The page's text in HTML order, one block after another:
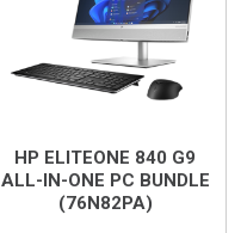
HP ELITEONE 840 G9
ALL-IN-ONE PC BUNDLE
(76N82PA)